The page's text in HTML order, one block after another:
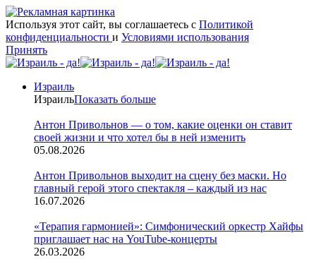
Используя этот сайт, вы соглашаетесь с Политикой
конфиденциальности и Условиями использования
Принять
Израиль
ИзраильПоказать больше
Антон Привольнов — о том, какие оценки он ставит
своей жизни и что хотел бы в ней изменить
05.08.2026
Антон Привольнов выходит на сцену без маски. Но
главный герой этого спектакля – каждый из нас
16.07.2026
«Терапия гармонией»: Симфонический оркестр Хайфы
приглашает нас на YouTube-концерты
26.03.2026